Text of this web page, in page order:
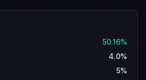
50.16%
4.0%
5%